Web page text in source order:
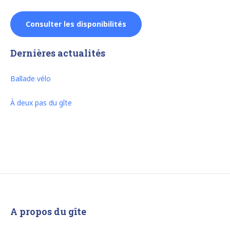
Consulter les disponibilités
Dernières actualités
Ballade vélo
À deux pas du gîte
A propos du gîte